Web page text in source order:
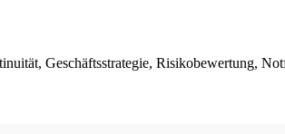
Geschäftsstrategie, Risikobewertung,